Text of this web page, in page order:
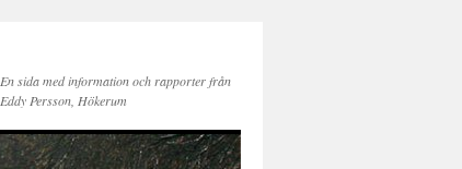
En sida med information och rapporter från
Eddy Persson, Hökerum